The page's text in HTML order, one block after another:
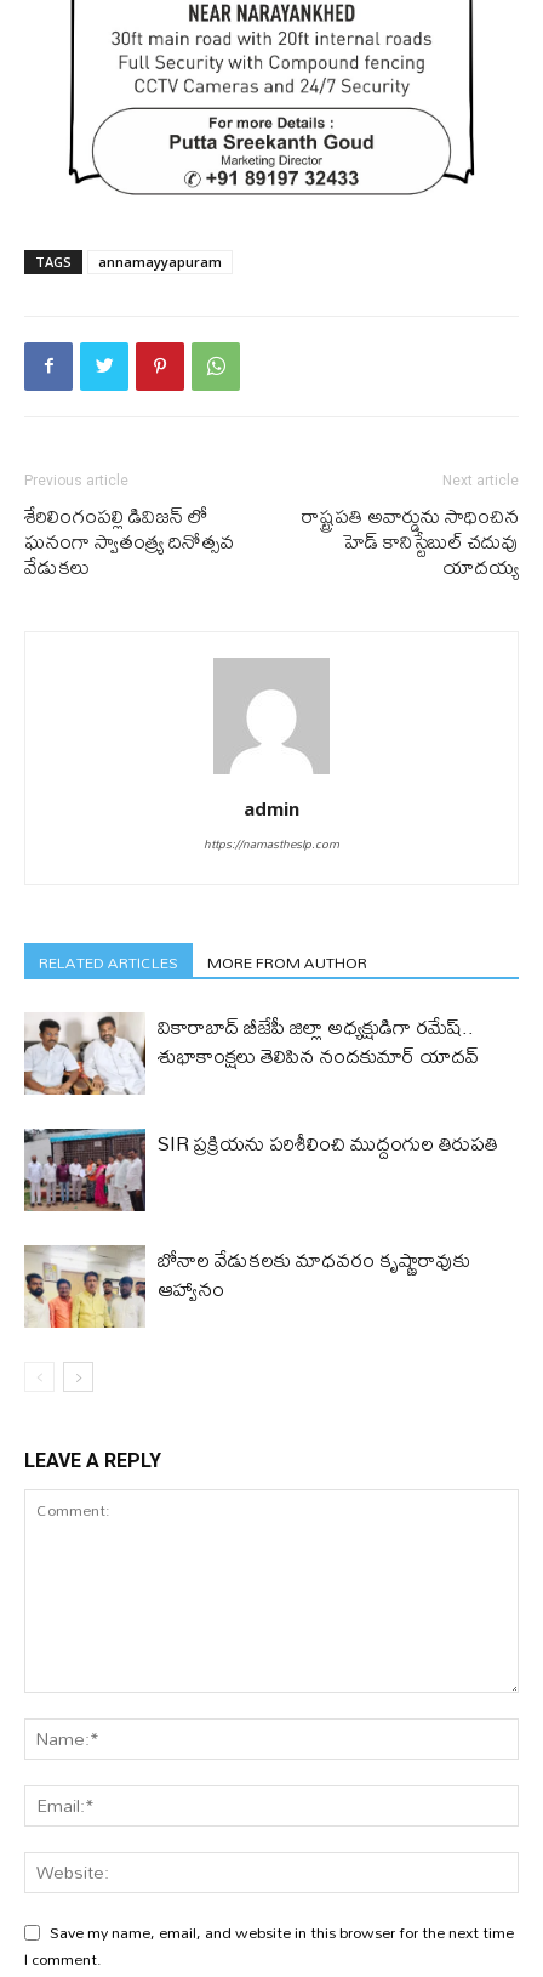
TAGS annamayyapuram
Previous article
శేరిలింగంపల్లి డివిజన్ లో
ఘ‌నంగా స్వాతంత్ర్య దినోత్సవ
వేడుకలు
Next article
రాష్ట్ర‌ప‌తి అవార్డును సాధించిన
హెడ్ కానిస్టేబుల్ చ‌దువు
యాద‌య్య
admin
https://namastheslp.com
RELATED ARTICLES MORE FROM AUTHOR
వికారాబాద్ బీజేపీ జిల్లా అధ్యక్షుడిగా రమేష్‌..
శుభాకాంక్షలు తెలిపిన నందకుమార్ యాదవ్
SIR ప్రక్రియను పరిశీలించి ముద్దంగుల తిరుపతి
బోనాల వేడుకలకు మాధవరం కృష్ణారావుకు
ఆహ్వానం
LEAVE A REPLY
Save my name, email, and website in this browser for the next time
I comment.